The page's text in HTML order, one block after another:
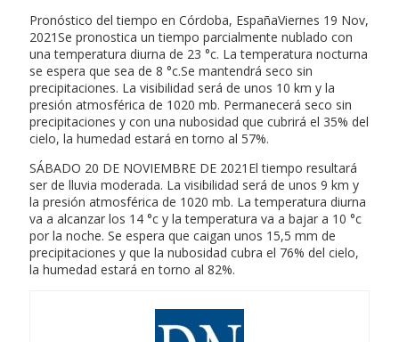
Pronóstico del tiempo en Córdoba, EspañaViernes 19 Nov,
2021Se pronostica un tiempo parcialmente nublado con
una temperatura diurna de 23 °c. La temperatura nocturna
se espera que sea de 8 °c.Se mantendrá seco sin
precipitaciones. La visibilidad será de unos 10 km y la
presión atmosférica de 1020 mb. Permanecerá seco sin
precipitaciones y con una nubosidad que cubrirá el 35% del
cielo, la humedad estará en torno al 57%.
SÁBADO 20 DE NOVIEMBRE DE 2021El tiempo resultará
ser de lluvia moderada. La visibilidad será de unos 9 km y
la presión atmosférica de 1020 mb. La temperatura diurna
va a alcanzar los 14 °c y la temperatura va a bajar a 10 °c
por la noche. Se espera que caigan unos 15,5 mm de
precipitaciones y que la nubosidad cubra el 76% del cielo,
la humedad estará en torno al 82%.